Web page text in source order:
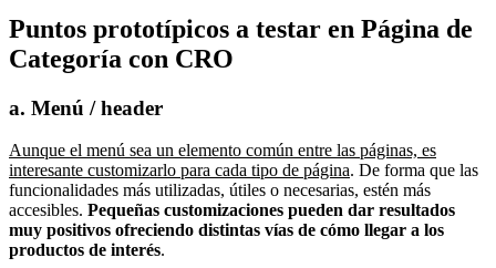
Puntos prototípicos a testar en Página de
Categoría con CRO
a. Menú / header
Aunque el menú sea un elemento común entre las páginas, es
interesante customizarlo para cada tipo de página. De forma que las
funcionalidades más utilizadas, útiles o necesarias, estén más
accesibles. Pequeñas customizaciones pueden dar resultados
muy positivos ofreciendo distintas vías de cómo llegar a los
productos de interés.